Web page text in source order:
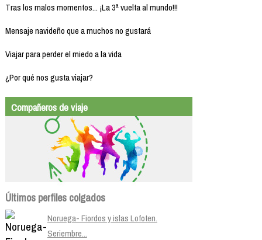
Tras los malos momentos... ¡La 3ª vuelta al mundo!!!
Mensaje navideño que a muchos no gustará
Viajar para perder el miedo a la vida
¿Por qué nos gusta viajar?
Compañeros de viaje
Últimos perfiles colgados
Noruega- Fiordos y islas Lofoten.
Seriembre...